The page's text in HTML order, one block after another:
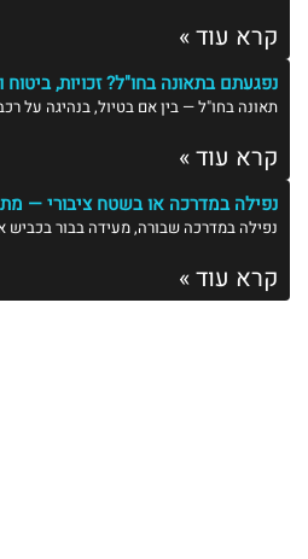
קרא עוד »
נפגעתם בתאונה בחו"ל? זכויות, ביטוח
תאונה בחו"ל — בין אם בטיול, בנהיגה על
קרא עוד »
נפילה במדרכה או בשטח ציבורי —
נפילה במדרכה שבורה, מעידה בבור
קרא עוד »